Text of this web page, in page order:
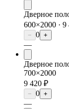
Дверное
600×2000 · 9
− 0 +
—
Дверное
700×2000
9 420 ₽
− 0 +
—